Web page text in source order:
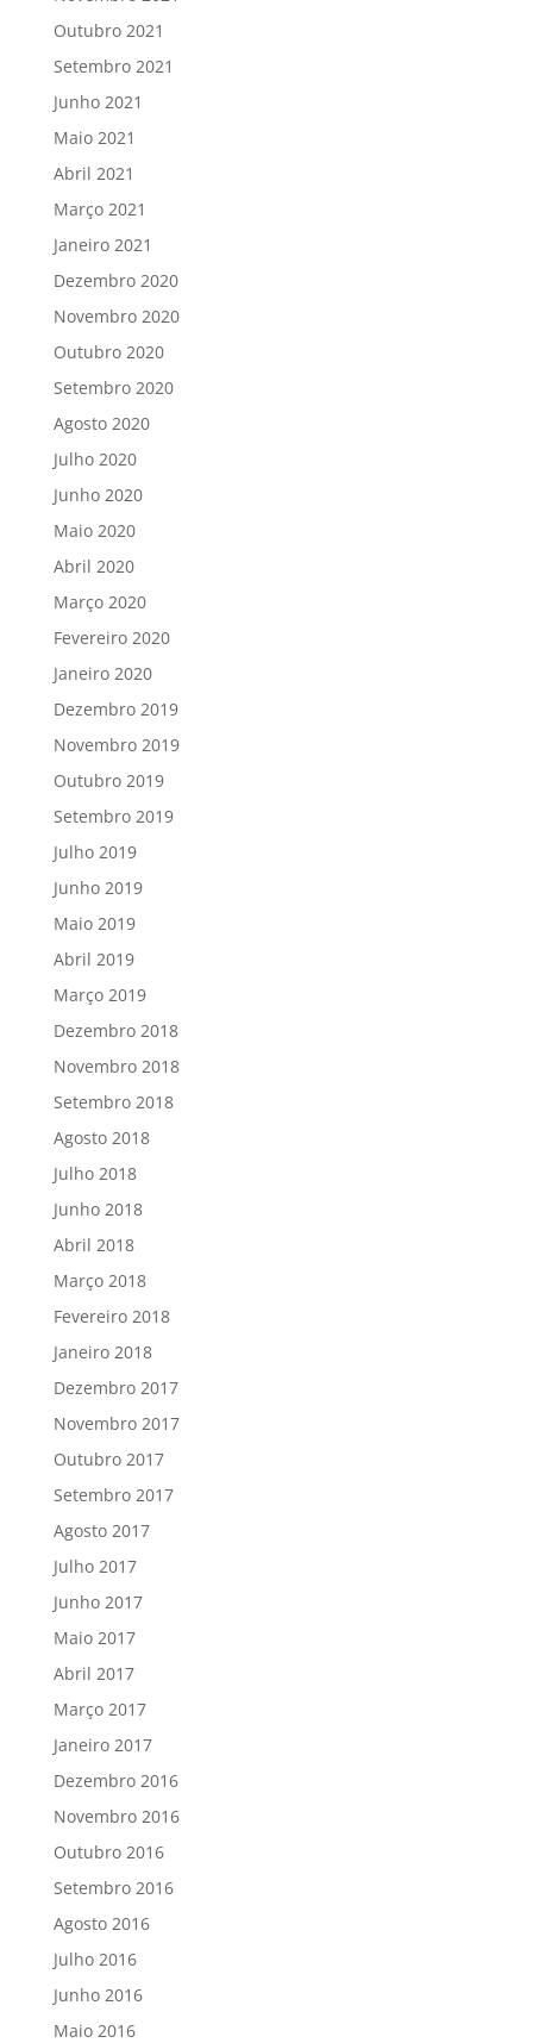
Outubro 2021
Setembro 2021
Junho 2021
Maio 2021
Abril 2021
Março 2021
Janeiro 2021
Dezembro 2020
Novembro 2020
Outubro 2020
Setembro 2020
Agosto 2020
Julho 2020
Junho 2020
Maio 2020
Abril 2020
Março 2020
Fevereiro 2020
Janeiro 2020
Dezembro 2019
Novembro 2019
Outubro 2019
Setembro 2019
Julho 2019
Junho 2019
Maio 2019
Abril 2019
Março 2019
Dezembro 2018
Novembro 2018
Setembro 2018
Agosto 2018
Julho 2018
Junho 2018
Abril 2018
Março 2018
Fevereiro 2018
Janeiro 2018
Dezembro 2017
Novembro 2017
Outubro 2017
Setembro 2017
Agosto 2017
Julho 2017
Junho 2017
Maio 2017
Abril 2017
Março 2017
Janeiro 2017
Dezembro 2016
Novembro 2016
Outubro 2016
Setembro 2016
Agosto 2016
Julho 2016
Junho 2016
Maio 2016